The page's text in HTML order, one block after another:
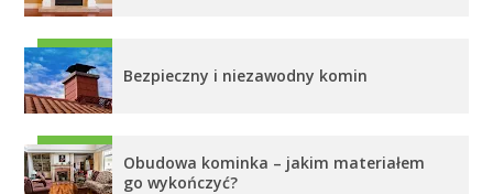
Bezpieczny i niezawodny komin
Obudowa kominka – jakim materiałem
go wykończyć?